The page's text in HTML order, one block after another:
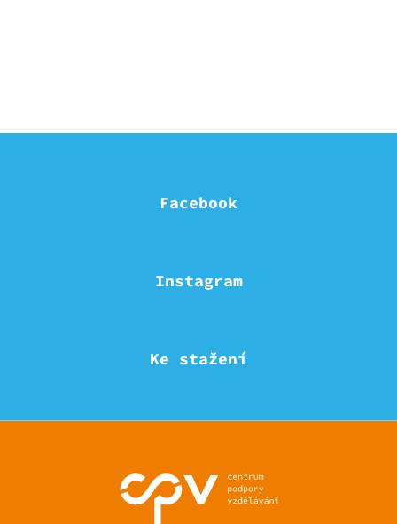
Facebook
Instagram
Ke stažení